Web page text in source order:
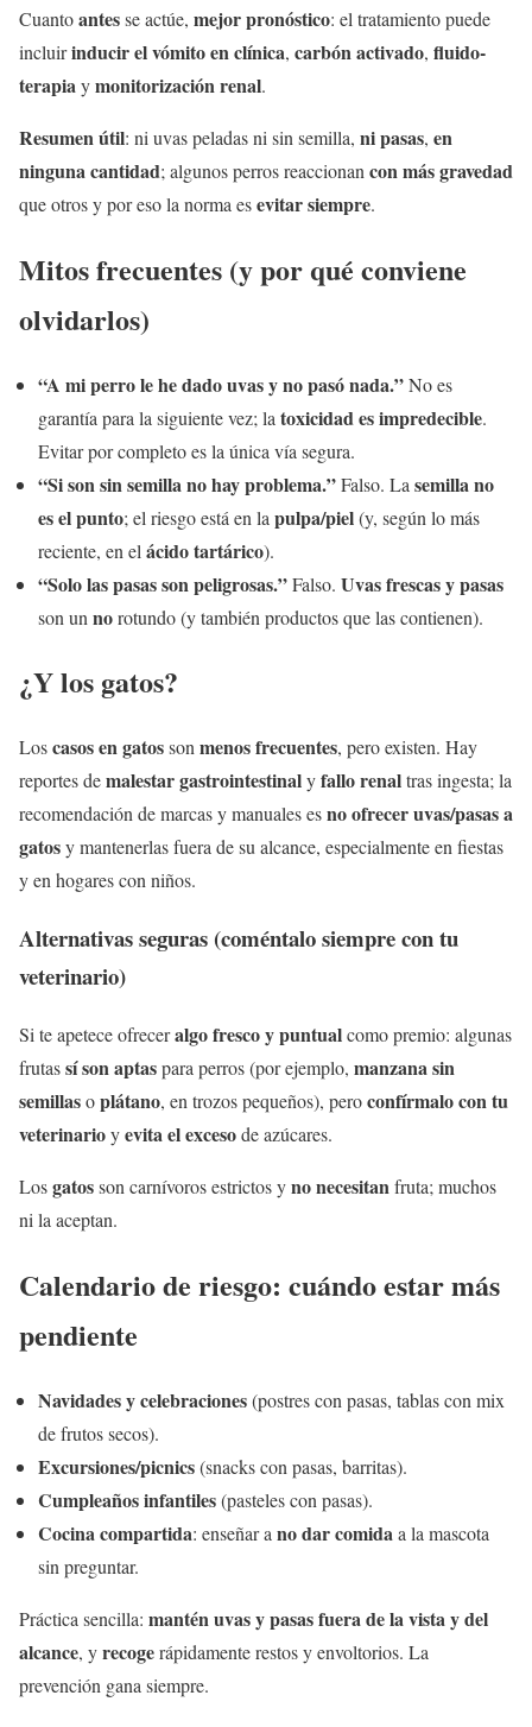
Cuantoantesse actúe, mejor pronóstico: el tratamiento puede
incluirinducir el vómito en clínica, carbón activado, fluido-
terapiaymonitorización renal.
Resumen útil: ni uvas peladas ni sin semilla, ni pasas, en
ninguna cantidad; algunos perros reaccionan con más gravedad
que otros y por eso la norma esevitar siempre.
Mitos frecuentes (y por qué conviene
olvidarlos)
“A mi perro le he dado uvas y no pasó nada.”No es
garantía para la siguiente vez; la toxicidad es impredecible.
Evitar por completo es la única vía segura.
“Si son sin semilla no hay problema.”Falso. La semilla no
es el punto; el riesgo está en la pulpa/piel(y, según lo más
reciente, en el ácido tartárico).
“Solo las pasas son peligrosas.”Falso. Uvas frescas y pasas
son un norotundo (y también productos que las contienen).
¿Y los gatos?
Loscasos en gatossonmenos frecuentes, pero existen. Hay
reportes demalestar gastrointestinalyfallo renaltras ingesta; la
recomendación de marcas y manuales esno ofrecer uvas/pasas a
gatosy mantenerlas fuera de su alcance, especialmente en fiestas
y en hogares con niños.
Alternativas seguras (coméntalo siempre con tu
veterinario)
Si te apetece ofreceralgo fresco y puntualcomo premio: algunas
frutassí son aptaspara perros (por ejemplo, manzana sin
semillasoplátano, en trozos pequeños), peroconfírmalo con tu
veterinarioyevita el excesode azúcares.
Losgatosson carnívoros estrictos yno necesitanfruta; muchos
ni la aceptan.
Calendario de riesgo: cuándo estar más
pendiente
Navidades y celebraciones(postres con pasas, tablas con mix
de frutos secos).
Excursiones/picnics(snacks con pasas, barritas).
Cumpleaños infantiles(pasteles con pasas).
Cocina compartida: enseñar a no dar comida a la mascota
sin preguntar.
Práctica sencilla: mantén uvas y pasas fuera de la vista y del
alcance, yrecogerápidamente restos y envoltorios. La
prevención gana siempre.